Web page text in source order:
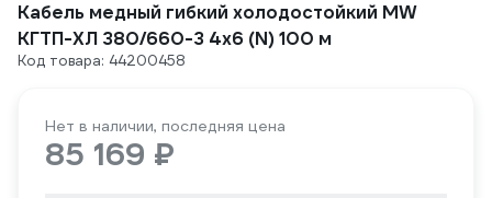
Кабель медный гибкий холодостойкий MW
КГТП-ХЛ 380/660-3 4х6 (N) 100 м
Код товара: 44200458
Нет в наличии, последняя цена
85 169 ₽